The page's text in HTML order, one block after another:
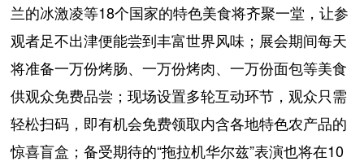
兰的冰激凌等18个国家的特色美食将齐聚一堂，让参
观者足不出津便能尝到丰富世界风味；展会期间每天
将准备一万份烤肠、一万份烤肉、一万份面包等美食
供观众免费品尝；现场设置多轮互动环节，观众只需
轻松扫码，即有机会免费领取内含各地特色农产品的
惊喜盲盒；备受期待的“拖拉机华尔兹”表演也将在10